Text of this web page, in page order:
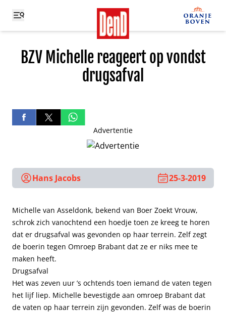
BZV Michelle reageert op vondst
drugsafval
Advertentie
Hans Jacobs 25-3-2019
Michelle van Asseldonk, bekend van Boer Zoekt Vrouw,
schrok zich vanochtend een hoedje toen ze kreeg te horen
dat er drugsafval was gevonden op haar terrein. Zelf zegt
de boerin tegen Omroep Brabant dat ze er niks mee te
maken heeft.
Drugsafval
Het was zeven uur ’s ochtends toen iemand de vaten tegen
het lijf liep. Michelle bevestigde aan omroep Brabant dat
de vaten op haar terrein zijn gevonden. Zelf was de boerin